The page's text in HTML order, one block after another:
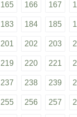
165 166 167
183 184 185
201 202 203
219 220 221
237 238 239
255 256 257